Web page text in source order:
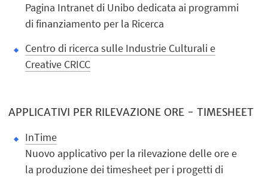
Pagina Intranet di Unibo dedicata ai programmi
di finanziamento per la Ricerca
Centro di ricerca sulle Industrie Culturali e
Creative CRICC
APPLICATIVI PER RILEVAZIONE ORE - TIMESHEET
InTime
Nuovo applicativo per la rilevazione delle ore e
la produzione dei timesheet per i progetti di